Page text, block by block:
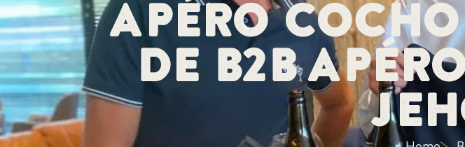
Apéro
de B2B